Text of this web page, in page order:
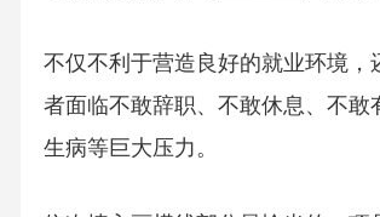
不仅不利于营造良好的就业环境，
者面临不敢辞职、不敢休息、不敢
生病等巨大压力。